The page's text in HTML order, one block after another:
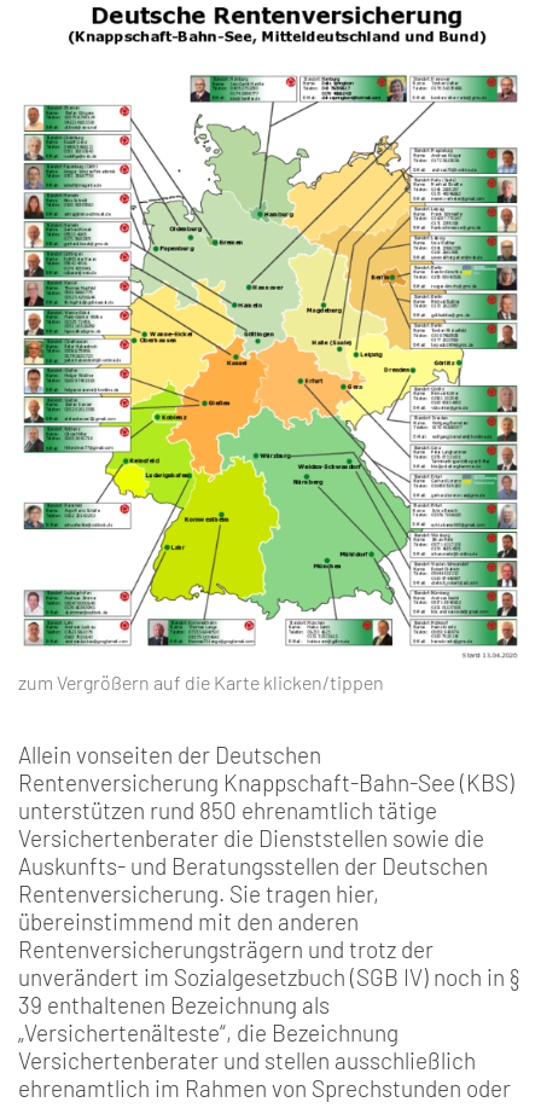
zum Vergrößern auf die Karte klicken/tippen
Allein vonseiten der Deutschen
Rentenversicherung Knappschaft-Bahn-See (KBS)
unterstützen rund 850 ehrenamtlich tätige
Versichertenberater die Dienststellen sowie die
Auskunfts- und Beratungsstellen der Deutschen
Rentenversicherung. Sie tragen hier,
übereinstimmend mit den anderen
Rentenversicherungsträgern und trotz der
unverändert im Sozialgesetzbuch (SGB IV) noch in §
39 enthaltenen Bezeichnung als
„Versichertenälteste“, die Bezeichnung
Versichertenberater und stellen ausschließlich
ehrenamtlich im Rahmen von Sprechstunden oder